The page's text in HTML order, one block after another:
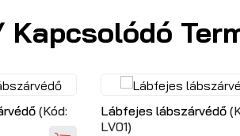
(Kód:
Lábfejes lábszárvédő
LV01)